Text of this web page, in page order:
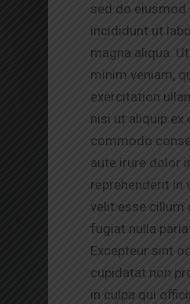
sed do eiusmod
incididunt ut
magna aliqua.
minim veniam,
exercitation
nisi ut aliquip ex
commodo
aute irure dolor
reprehenderit in
velit esse cillum
fugiat nulla
Excepteur sint
cupidatat non
in culpa qui